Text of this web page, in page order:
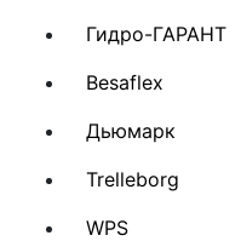
Гидро-ГАРАНТ
Besaflex
Дьюмарк
Trelleborg
WPS